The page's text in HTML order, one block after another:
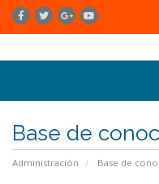
Base de
Administración Base de